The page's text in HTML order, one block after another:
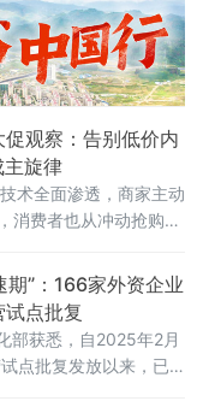
节的50余位企业代
释及行业纠风工作要
风险防控的实践路
商会食品药品分会主
座”在杭州市钱塘区
观察：告别低价内
旋律
术全面渗透，商家主动
消费者也从冲动抢购转
期”：166家外资企业
点批复
部获悉，自2025年2月
点批复发放以来，已